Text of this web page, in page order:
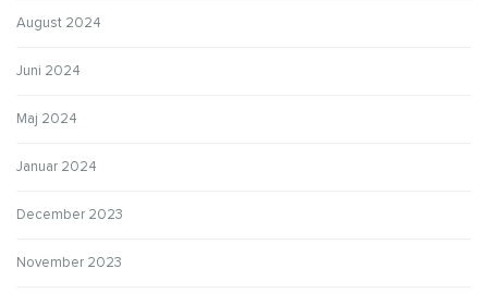
August 2024
Juni 2024
Maj 2024
Januar 2024
December 2023
November 2023